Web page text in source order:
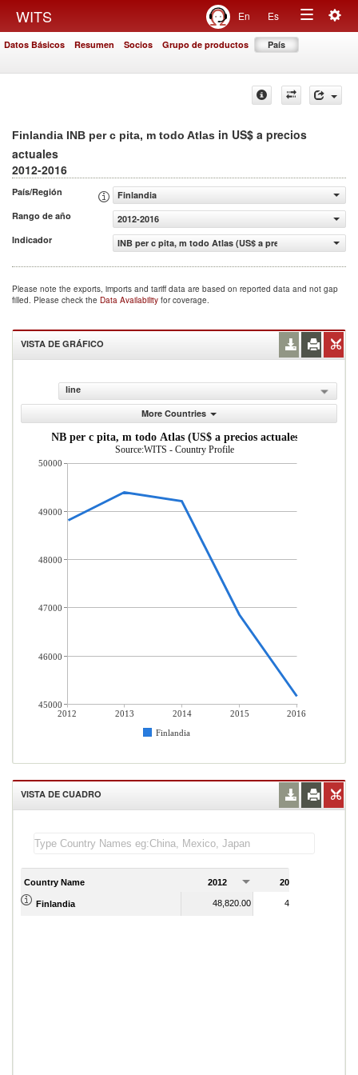
WITS En Es
Toggle
Datos Básicos Resumen Socios Grupo de productos País
Finlandia INB per c pita, m todo Atlas in US$ a precios
actuales
2012-2016
País/Región
Finlandia
Rango de año
2012-2016
Indicador
INB per c pita, m todo Atlas (US$ a precios actuales)
Please note the exports, imports and tariff data are based on reported data and not gap
filled. Please check the Data Availability for coverage.
VISTA DE GRÁFICO
line
More Countries
INB per c pita, m todo Atlas (US$ a precios actuales)
Source:WITS - Country Profile
2012 2013 2014 2015
2016
Finlandia
50000
49000
48000
47000
46000
45000
VISTA DE CUADRO
Country Name 2012 2013
Finlandia 48,820.00 49,390.00